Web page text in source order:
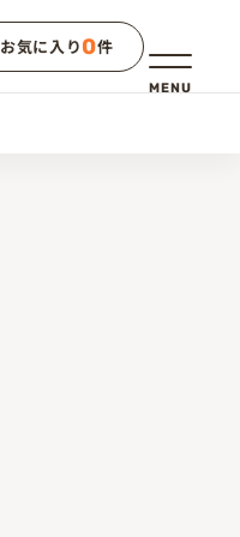
メニュー
MENU
お気に入り0件